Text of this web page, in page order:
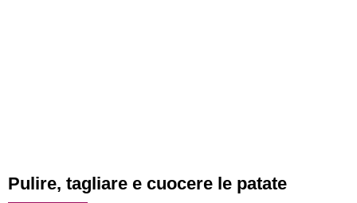
Pulire, tagliare e cuocere le patate